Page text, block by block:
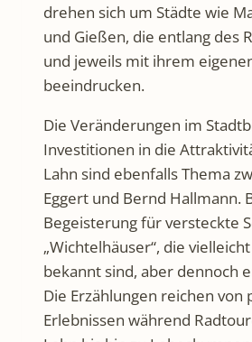
drehen sich um Städte wie
und Gießen, die entlang des
und jeweils mit ihrem
beeindrucken.
Die Veränderungen im
Investitionen in die
Lahn sind ebenfalls Thema
Eggert und Bernd Hallmann.
Begeisterung für versteckte
„Wichtelhäuser“, die
bekannt sind, aber dennoch
Die Erzählungen reichen von
Erlebnissen während